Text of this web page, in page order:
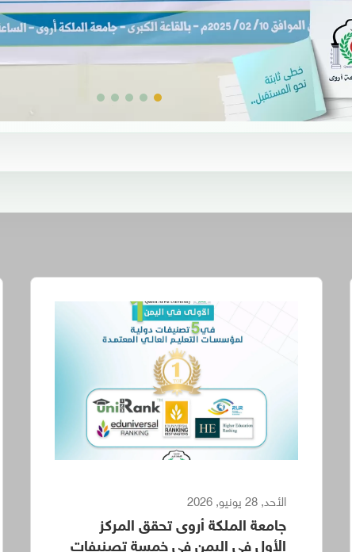
الأحد, 28 يونيو, 2026
جامعة الملكة أروى تحقق المركز
الأول في اليمن في خمسة تصنيفات